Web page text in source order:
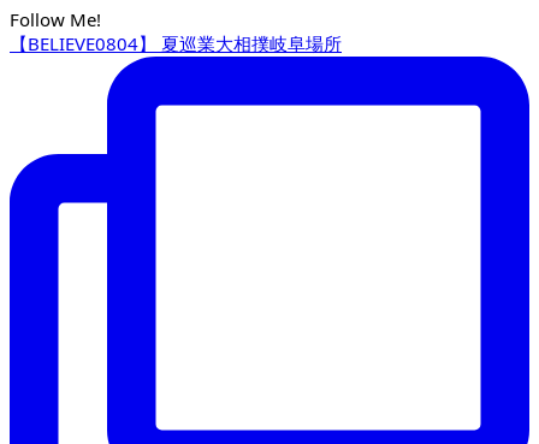
Follow Me!
【BELIEVE0804】 夏巡業大相撲岐阜場所